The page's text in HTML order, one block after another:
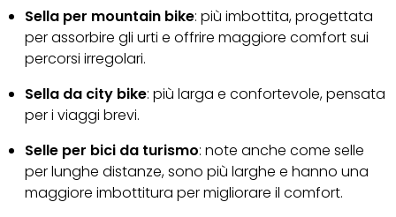
Sella per mountain bike: più imbottita, progettata
per assorbire gli urti e offrire maggiore comfort sui
percorsi irregolari.
Sella da city bike: più larga e confortevole, pensata
per i viaggi brevi.
Selle per bici da turismo: note anche come selle
per lunghe distanze, sono più larghe e hanno una
maggiore imbottitura per migliorare il comfort.